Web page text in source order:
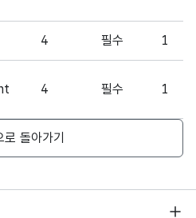
4 필수 1
4 필수 1
로 돌아가기